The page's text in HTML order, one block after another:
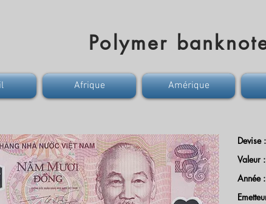
Polymer
Afrique Amérique
Devise :
Valeur :
Année :